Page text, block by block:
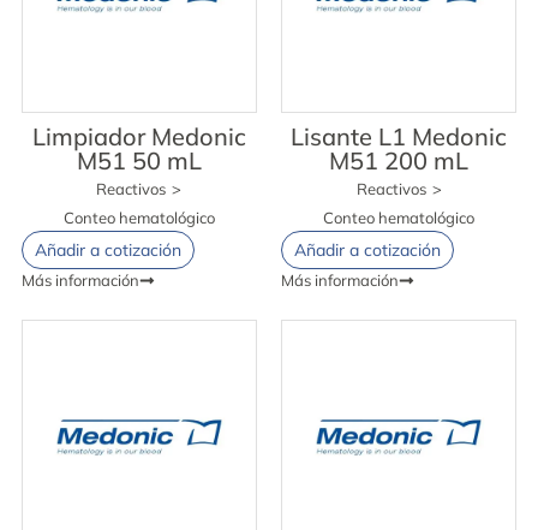
Limpiador Medonic
M51 50 mL
Reactivos >
Conteo hematológico
Añadir a cotización
Más información
Lisante L1 Medonic
M51 200 mL
Reactivos >
Conteo hematológico
Añadir a cotización
Más información